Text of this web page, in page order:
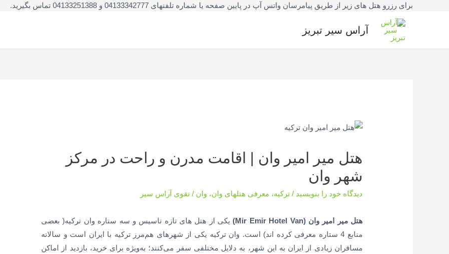
برای رزرو هتل های زیر از طریق پیامرسان واتس آپ در پایین صفحه یا شماره تلفنهای 04133342777 و 04133251388 تماس بگیرید.
آراس سیر تبریز
هتل میر امیر وان | اقامت مدرن و راحت در مرکز
شهر وان
دیدگاه‌ خود را بنویسید /ترکیه، معرفی هتلهای وان، وان /تقوی آراس سیر
هتل میر امیر وان (Mir Emir Hotel Van)
یکی از هتل های تازه تاسیس و سه ستاره وان ترکیه( بعضی
منابع 4 ستاره معرفی کرده اند) است. وان ترکیه یکی از شهر‌های هم‌مرز ترکیه با ایران است و سالانه
مسافران زیادی از ایران به این شهر، به دلایل مختلفی سفر می‌کنند؛ به‌ویژه برای خرید، بازدید از اماکن